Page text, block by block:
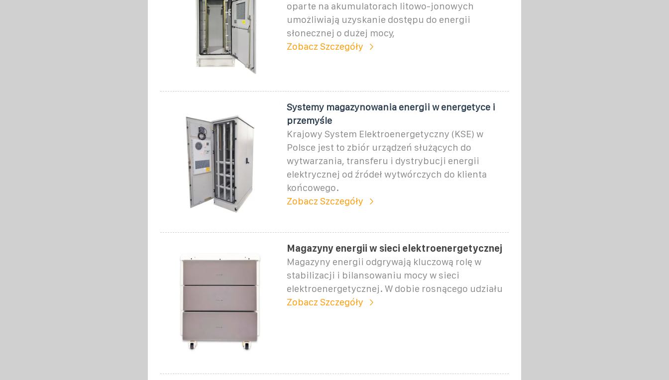
oparte na akumulatorach litowo-jonowych
umożliwiają uzyskanie dostępu do energii
słonecznej o dużej mocy,
Zobacz Szczegóły
Systemy magazynowania energii w energetyce i
przemyśle
Krajowy System Elektroenergetyczny (KSE) w
Polsce jest to zbiór urządzeń służących do
wytwarzania, transferu i dystrybucji energii
elektrycznej od źródeł wytwórczych do klienta
końcowego.
Zobacz Szczegóły
Magazyny energii w sieci elektroenergetycznej
Magazyny energii odgrywają kluczową rolę w
stabilizacji i bilansowaniu mocy w sieci
elektroenergetycznej. W dobie rosnącego udziału
Zobacz Szczegóły